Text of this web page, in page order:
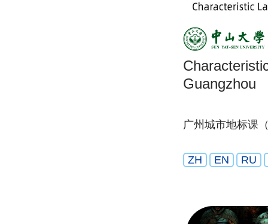
Guangzhou
广州城市地标课
ZH EN RU